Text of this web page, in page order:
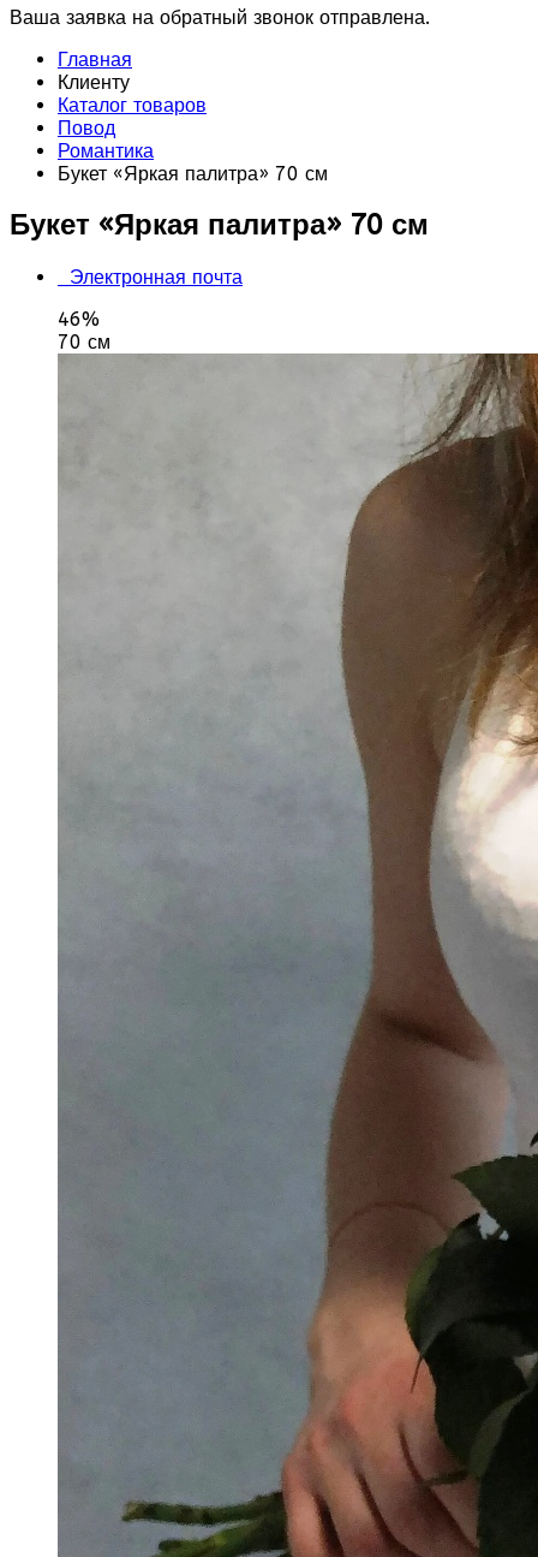
Ваша заявка на обратный звонок отправлена.
Главная
Клиенту
Каталог товаров
Повод
Романтика
Букет «Яркая палитра» 70 см
Букет «Яркая палитра» 70 см
Электронная почта
46%
70 см